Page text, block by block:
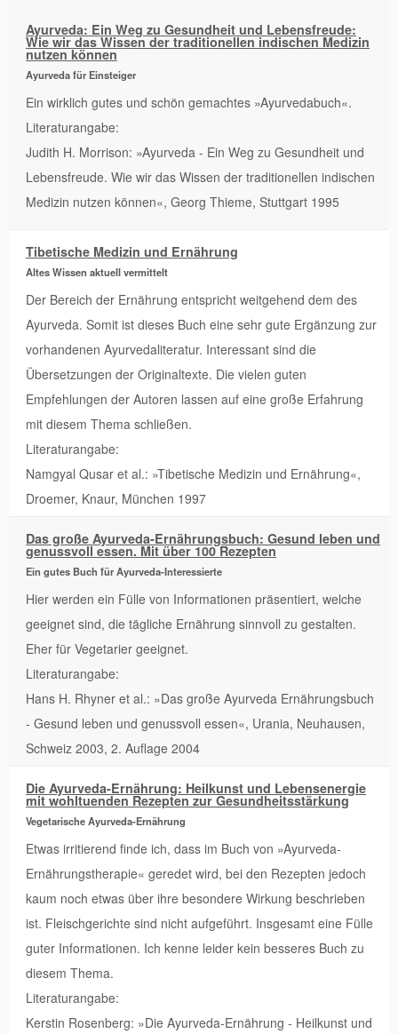
Ayurveda: Ein Weg zu Gesundheit und Lebensfreude:
Wie wir das Wissen der traditionellen indischen Medizin
nutzen können
Ayurveda für Einsteiger
Ein wirklich gutes und schön gemachtes »Ayurvedabuch«.
Literaturangabe:
Judith H. Morrison: »Ayurveda - Ein Weg zu Gesundheit und
Lebensfreude. Wie wir das Wissen der traditionellen indischen
Medizin nutzen können«, Georg Thieme, Stuttgart 1995
Tibetische Medizin und Ernährung
Altes Wissen aktuell vermittelt
Der Bereich der Ernährung entspricht weitgehend dem des
Ayurveda. Somit ist dieses Buch eine sehr gute Ergänzung zur
vorhandenen Ayurvedaliteratur. Interessant sind die
Übersetzungen der Originaltexte. Die vielen guten
Empfehlungen der Autoren lassen auf eine große Erfahrung
mit diesem Thema schließen.
Literaturangabe:
Namgyal Qusar et al.: »Tibetische Medizin und Ernährung«,
Droemer, Knaur, München 1997
Das große Ayurveda-Ernährungsbuch: Gesund leben und
genussvoll essen. Mit über 100 Rezepten
Ein gutes Buch für Ayurveda-Interessierte
Hier werden ein Fülle von Informationen präsentiert, welche
geeignet sind, die tägliche Ernährung sinnvoll zu gestalten.
Eher für Vegetarier geeignet.
Literaturangabe:
Hans H. Rhyner et al.: »Das große Ayurveda Ernährungsbuch
- Gesund leben und genussvoll essen«, Urania, Neuhausen,
Schweiz 2003, 2. Auflage 2004
Die Ayurveda-Ernährung: Heilkunst und Lebensenergie
mit wohltuenden Rezepten zur Gesundheitsstärkung
Vegetarische Ayurveda-Ernährung
Etwas irritierend finde ich, dass im Buch von »Ayurveda-
Ernährungstherapie« geredet wird, bei den Rezepten jedoch
kaum noch etwas über ihre besondere Wirkung beschrieben
ist. Fleischgerichte sind nicht aufgeführt. Insgesamt eine Fülle
guter Informationen. Ich kenne leider kein besseres Buch zu
diesem Thema.
Literaturangabe:
Kerstin Rosenberg: »Die Ayurveda-Ernährung - Heilkunst und